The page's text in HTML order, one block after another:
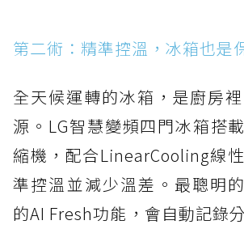
第二術：精準控溫，冰箱也是
全天候運轉的冰箱，是廚房
源。LG智慧變頻四門冰箱搭
縮機，配合LinearCooling線
準控溫並減少溫差。最聰明
的AI Fresh功能，會自動記錄